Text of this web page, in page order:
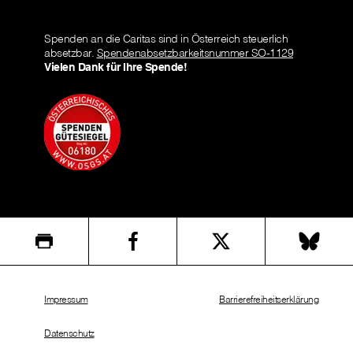
Spenden an die Caritas sind in Österreich steuerlich
absetzbar. Spendenabsetzbarkeitsnummer SO-1129
Vielen Dank für Ihre Spende!
Impressum
Datenschutz
Barrierefreiheitserklärung